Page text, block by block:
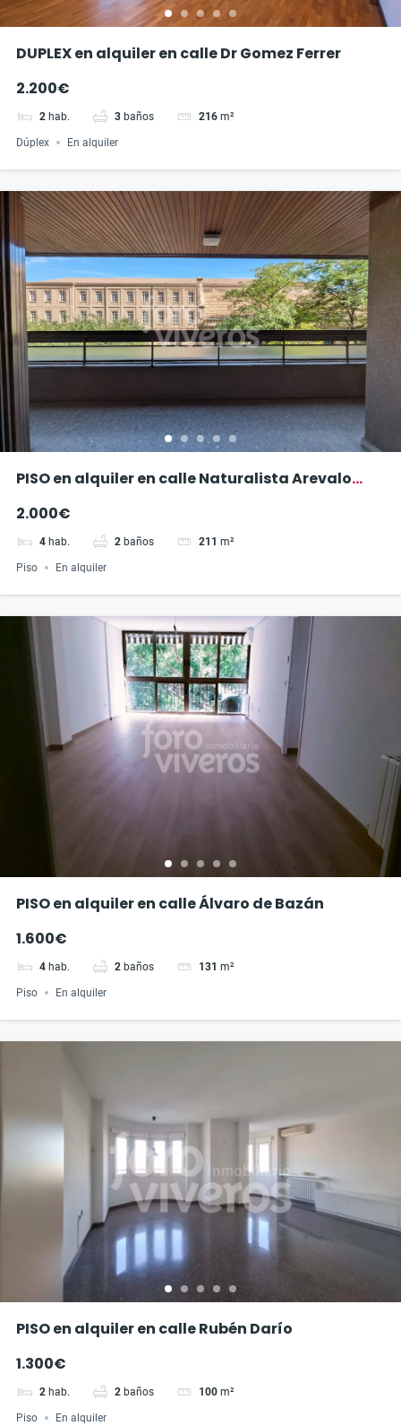
DUPLEX en alquiler en calle Dr Gomez Ferrer
2.200€
2 hab. 3 baños 216 m²
Dúplex En alquiler
PISO en alquiler en calle Naturalista Arevalo
2.000€
4 hab. 2 baños 211 m²
Piso En alquiler
PISO en alquiler en calle Álvaro de Bazán
1.600€
4 hab. 2 baños 131 m²
Piso En alquiler
PISO en alquiler en calle Rubén Darío
1.300€
2 hab. 2 baños 100 m²
Piso En alquiler